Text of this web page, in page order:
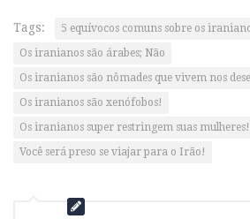
Tags: 5 equívocos comuns sobre os
Os iranianos são árabes; Não
Os iranianos são nômades que vivem nos
Os iranianos são xenófobos!
Os iranianos super restringem suas mulheres!
Você será preso se viajar para o Irão!